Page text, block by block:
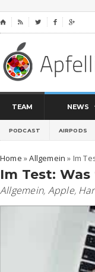
⌂    
TEAM NEWS
PODCAST AIRPODS
Home »Allgemein » Im
Im Test:
Allgemein, Apple,